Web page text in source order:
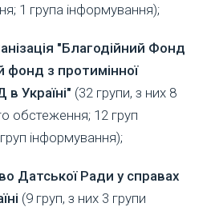
1 група інформування);
"Благодійний Фонд
з протимінної
Україні" (32 групи, з них 8
обстеження; 12 груп
інформування);
Датської Ради у справах
(9 груп, з них 3 групи